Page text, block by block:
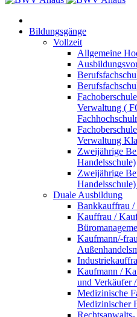
Bildungsgänge
Vollzeit
Allgemeine
Verwaltung (
Verwaltung
Zweijährige
Handelsschule)
Zweijährige
Duale Ausbildung
Bankkauffrau /
Kauffrau /
Kaufmann/-
Kaufmann /
und Verkäufer
Medizinische
Medizinischer